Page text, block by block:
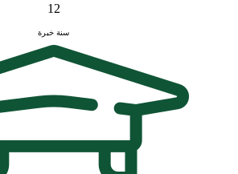
12
سنة خبرة